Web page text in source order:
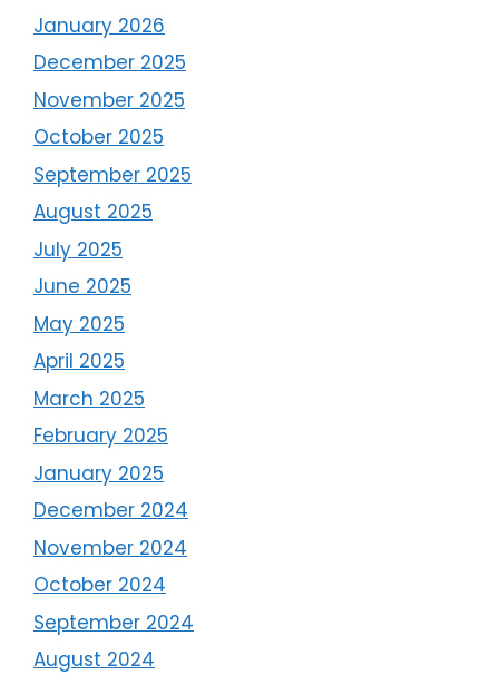
January 2026
December 2025
November 2025
October 2025
September 2025
August 2025
July 2025
June 2025
May 2025
April 2025
March 2025
February 2025
January 2025
December 2024
November 2024
October 2024
September 2024
August 2024